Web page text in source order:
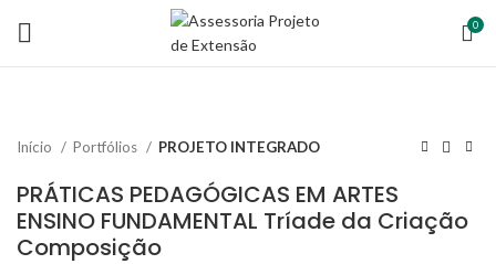
0
Início Portfólios PROJETO INTEGRADO
PRÁTICAS PEDAGÓGICAS EM ARTES
ENSINO FUNDAMENTAL Tríade da Criação
Composição